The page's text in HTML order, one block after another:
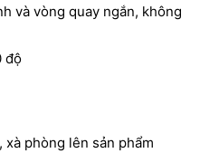
và vòng quay ngắn, không
độ
phòng lên sản phẩm